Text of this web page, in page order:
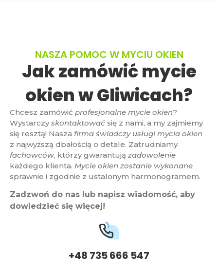
NASZA POMOC W MYCIU OKIEN
Jak zamówić mycie
okien w Gliwicach?
Chcesz zamówić profesjonalne mycie okien?
Wystarczyskontaktować się z nami, a my zajmiemy
się resztą! Nasza firma świadczy usługi mycia okien
z najwyższą dbałością o detale. Zatrudniamy
fachowców, którzy gwarantują zadowolenie
każdego klienta. Mycie okien zostanie wykonane
sprawnie i zgodnie z ustalonym harmonogramem.
Zadzwoń do nas lub napisz wiadomość, aby
dowiedzieć się więcej!
+48 735 666 547